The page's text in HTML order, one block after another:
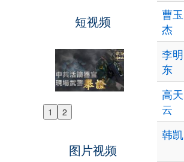
短视频
1 2
Previous
图片视频
曹玉
杰
李明
东
高天
云
韩凯